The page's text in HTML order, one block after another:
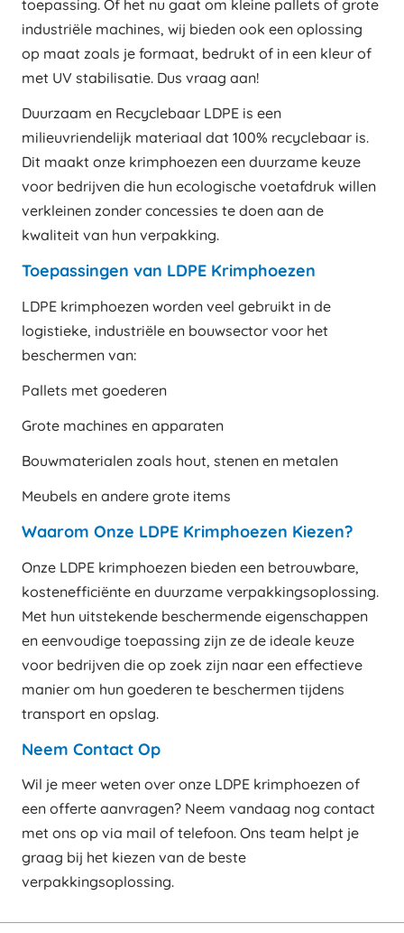
toepassing. Of het nu gaat om kleine pallets of grote
industriële machines, wij bieden ook een oplossing
op maat zoals je formaat, bedrukt of in een kleur of
met UV stabilisatie. Dus vraag aan!
Duurzaam en Recyclebaar LDPE is een
milieuvriendelijk materiaal dat 100% recyclebaar is.
Dit maakt onze krimphoezen een duurzame keuze
voor bedrijven die hun ecologische voetafdruk willen
verkleinen zonder concessies te doen aan de
kwaliteit van hun verpakking.
Toepassingen van LDPE Krimphoezen
LDPE krimphoezen worden veel gebruikt in de
logistieke, industriële en bouwsector voor het
beschermen van:
Pallets met goederen
Grote machines en apparaten
Bouwmaterialen zoals hout, stenen en metalen
Meubels en andere grote items
Waarom Onze LDPE Krimphoezen Kiezen?
Onze LDPE krimphoezen bieden een betrouwbare,
kostenefficiënte en duurzame verpakkingsoplossing.
Met hun uitstekende beschermende eigenschappen
en eenvoudige toepassing zijn ze de ideale keuze
voor bedrijven die op zoek zijn naar een effectieve
manier om hun goederen te beschermen tijdens
transport en opslag.
Neem Contact Op
Wil je meer weten over onze LDPE krimphoezen of
een offerte aanvragen? Neem vandaag nog contact
met ons op via mail of telefoon. Ons team helpt je
graag bij het kiezen van de beste
verpakkingsoplossing.